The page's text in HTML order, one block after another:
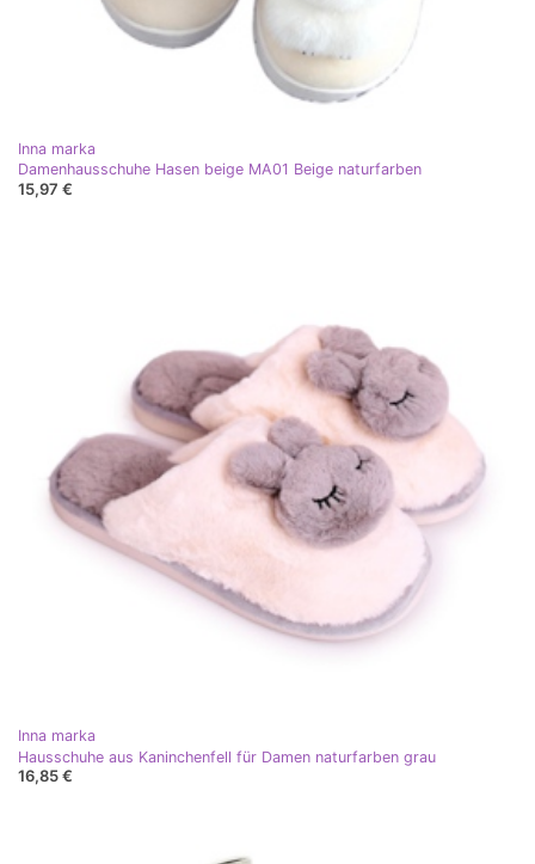
Inna marka
Damenhausschuhe Hasen beige MA01 Beige naturfarben
15,97 €
Inna marka
Hausschuhe aus Kaninchenfell für Damen naturfarben grau
16,85 €